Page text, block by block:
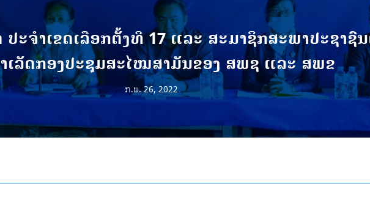
ະຈໍາເຂດເລືອກຕັ້ງທີ 17 ແລະ ສະມາຊິກສະພາປະຊາຊົ
ເລັດກອງປະຊຸມສະໄໝສາມັນຂອງ ສພຊ ແລະ ສພຂ
ກ.ພ. 26, 2022